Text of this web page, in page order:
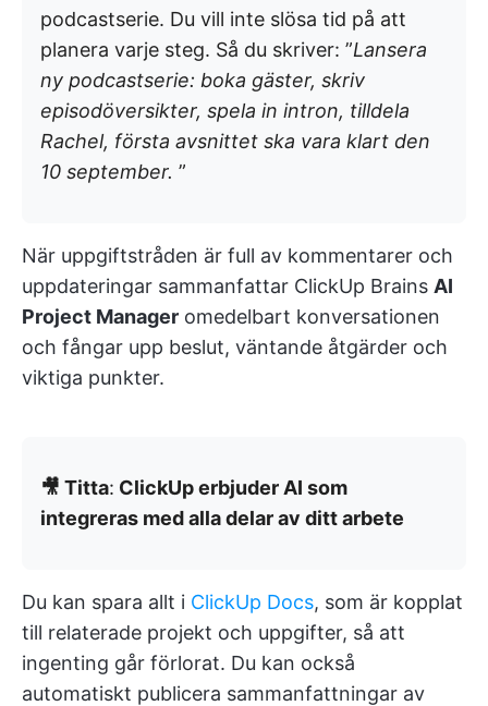
podcastserie. Du vill inte slösa tid på att
planera varje steg. Så du skriver: ”Lansera
ny podcastserie: boka gäster, skriv
episodöversikter, spela in intron, tilldela
Rachel, första avsnittet ska vara klart den
10 september. ”
När uppgiftstråden är full av kommentarer och
uppdateringar sammanfattar ClickUp Brains AI
Project Manager omedelbart konversationen
och fångar upp beslut, väntande åtgärder och
viktiga punkter.
🎥 Titta: ClickUp erbjuder AI som
integreras med alla delar av ditt arbete
Du kan spara allt i ClickUp Docs, som är kopplat
till relaterade projekt och uppgifter, så att
ingenting går förlorat. Du kan också
automatiskt publicera sammanfattningar av